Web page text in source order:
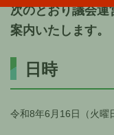
次のとおり議会運
案内いたします。
日時
令和8年6月16日（火曜